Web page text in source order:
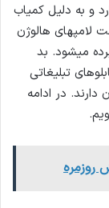
و به دلیل کمیاب
لامپ­های هالوژن
می­شود. بد
تبلیغاتی
در ادامه
روزمره